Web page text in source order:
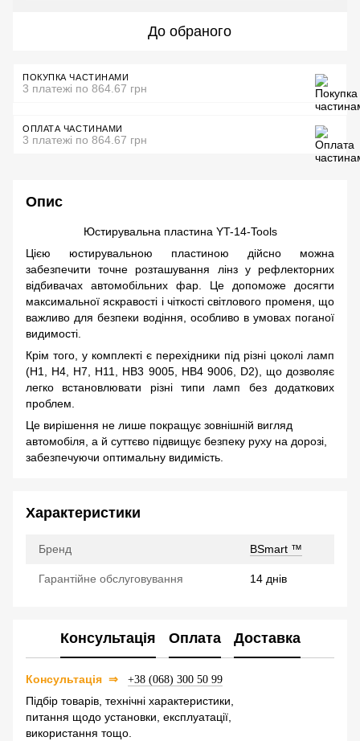
До обраного
ПОКУПКА ЧАСТИНАМИ
3 платежі по 864.67 грн
ОПЛАТА ЧАСТИНАМИ
3 платежі по 864.67 грн
Опис
Юстирувальна пластина YT-14-Tools
Цією юстирувальною пластиною дійсно можна
забезпечити точне розташування лінз у рефлекторних
відбивачах автомобільних фар. Це допоможе досягти
максимальної яскравості і чіткості світлового променя, що
важливо для безпеки водіння, особливо в умовах поганої
видимості.
Крім того, у комплекті є перехідники під різні цоколі ламп
(H1, H4, H7, H11, HB3 9005, HB4 9006, D2), що дозволяє
легко встановлювати різні типи ламп без додаткових
проблем.
Це вирішення не лише покращує зовнішній вигляд
автомобіля, а й суттєво підвищує безпеку руху на дорозі,
забезпечуючи оптимальну видимість.
Характеристики
Бренд BSmart ™
Гарантійне обслуговування 14 днів
Консультація Оплата Доставка
Консультація ⇒ +38 (068) 300 50 99
Підбір товарів, технічні характеристики,
питання щодо установки, експлуатації,
використання тощо.